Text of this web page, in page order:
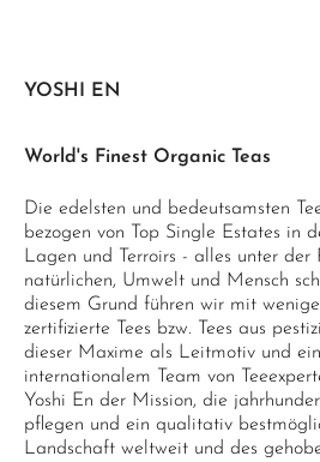
YOSHI EN
World's Finest Organic Teas
Die edelsten und bedeutsamsten
bezogen von Top Single Estates in
Lagen und Terroirs - alles unter der
natürlichen, Umwelt und Mensch
diesem Grund führen wir mit
zertifizierte Tees bzw. Tees aus
dieser Maxime als Leitmotiv und
internationalem Team von
Yoshi En der Mission, die
pflegen und ein qualitativ
Landschaft weltweit und des